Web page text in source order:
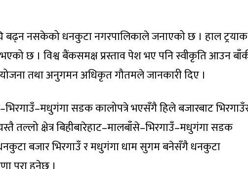
नसकेको धनकुटा नगरपालिकाले जनाएको छ । हाल ट्रयाक
छ । विश्व बैंकसमक्ष प्रस्ताव पेश भए पनि स्वीकृति आउन
तथा अनुगमन अधिकृत गौतमले जानकारी दिए ।
सडक कालोपत्रे भएसँगै हिले बजारबाट
तल्लो क्षेत्र बिहीबारेहाट–मालबाँसे–भिरगाउँ–मधुगंगा सडक
धनकुटा बजार भिरगाउँ र मधुगंगा धाम सुगम बनेसँगै धनकुटा